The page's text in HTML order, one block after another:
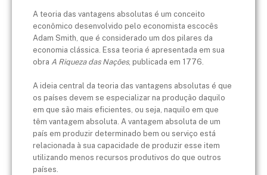
A teoria das vantagens absolutas é um conceito
econômico desenvolvido pelo economista escocês
Adam Smith, que é considerado um dos pilares da
economia clássica. Essa teoria é apresentada em sua
obra A Riqueza das Nações, publicada em 1776.
A ideia central da teoria das vantagens absolutas é que
os países devem se especializar na produção daquilo
em que são mais eficientes, ou seja, naquilo em que
têm vantagem absoluta. A vantagem absoluta de um
país em produzir determinado bem ou serviço está
relacionada à sua capacidade de produzir esse item
utilizando menos recursos produtivos do que outros
países.